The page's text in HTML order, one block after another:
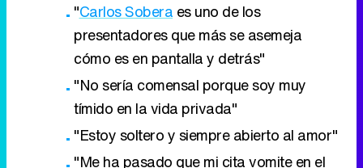
"Carlos Sobera es uno de los
presentadores que más se asemeja
cómo es en pantalla y detrás"
"No sería comensal porque soy muy
tímido en la vida privada"
"Estoy soltero y siempre abierto al amor"
"Me ha pasado que mi cita vomite en el